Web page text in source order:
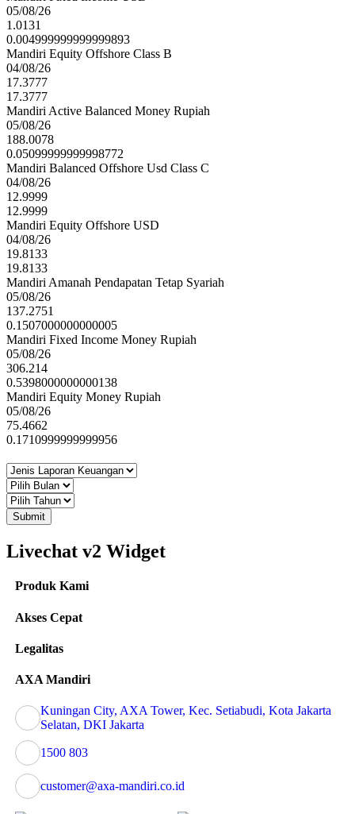
05/08/26
1.0131
0.004999999999999893
Mandiri Equity Offshore Class B
04/08/26
17.3777
17.3777
Mandiri Active Balanced Money Rupiah
05/08/26
188.0078
0.05099999999998772
Mandiri Balanced Offshore Usd Class C
04/08/26
12.9999
12.9999
Mandiri Equity Offshore USD
04/08/26
19.8133
19.8133
Mandiri Amanah Pendapatan Tetap Syariah
05/08/26
137.2751
0.1507000000000005
Mandiri Fixed Income Money Rupiah
05/08/26
306.214
0.5398000000000138
Mandiri Equity Money Rupiah
05/08/26
75.4662
0.1710999999999956
Submit
Livechat v2 Widget
Produk Kami
Akses Cepat
Legalitas
AXA Mandiri
Kuningan City, AXA Tower, Kec. Setiabudi, Kota Jakarta
Selatan, DKI Jakarta
1500 803
customer@axa-mandiri.co.id